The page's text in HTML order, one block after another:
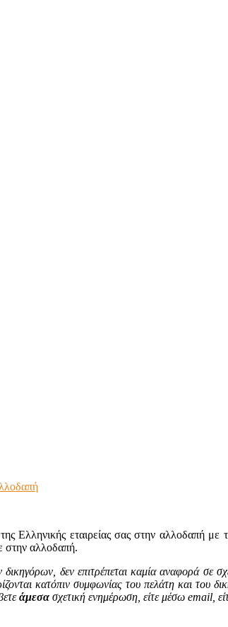
Ελληνικής εταιρείας σας στην αλλοδαπή
στην αλλοδαπή.
δεν επιτρέπεται καμία αναφορά σε
κατόπιν συμφωνίας του πελάτη και του
άμεσα σχετική ενημέρωση, είτε μέσω email ,